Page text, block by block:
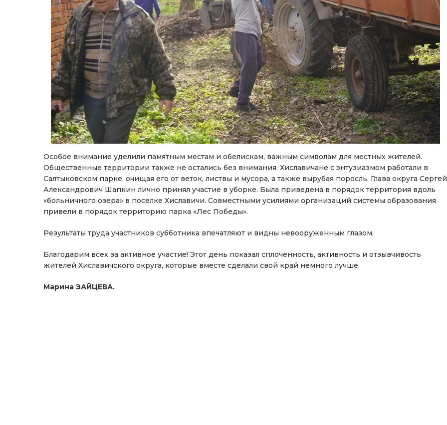
Особое внимание уделили памятным местам и обелискам, важным символам для местных жителей.
Общественные территории также не остались без внимания. Хиславичане с энтузиазмом работали в
Салтыковском парке, очищая его от веток, листвы и мусора, а также вырубая поросль. Глава округа Сергей
Александрович Шапкин лично принял участие в уборке. Была приведена в порядок территория вдоль
«больничного озера» в поселке Хиславичи. Совместными усилиями организаций системы образования
привели в порядок территорию парка «Лес Победы».
Результаты труда участников субботника впечатляют и видны невооруженным глазом.
Благодарим всех за активное участие! Этот день показал сплоченность, активность и отзывчивость
жителей Хиславичского округа, которые вместе сделали свой край немного лучше.
Марина ЗАЙЦЕВА.